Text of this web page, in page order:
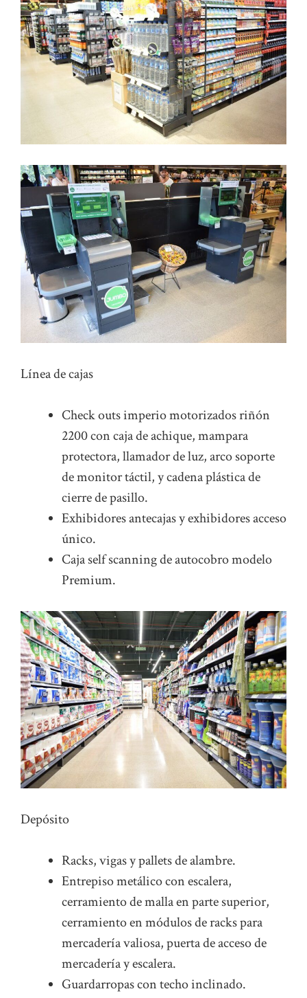
Línea de cajas
Check outs imperio motorizados riñón
2200 con caja de achique, mampara
protectora, llamador de luz, arco soporte
de monitor táctil, y cadena plástica de
cierre de pasillo.
Exhibidores antecajas y exhibidores acceso
único.
Caja self scanning de autocobro modelo
Premium.
Depósito
Racks, vigas y pallets de alambre.
Entrepiso metálico con escalera,
cerramiento de malla en parte superior,
cerramiento en módulos de racks para
mercadería valiosa, puerta de acceso de
mercadería y escalera.
Guardarropas con techo inclinado.